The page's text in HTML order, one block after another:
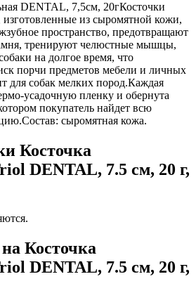
DENTAL, 7,5см, 20гКосточки
из сыромятной кожи,
пространство, предотвращают
тренируют челюстные мышцы,
на долгое время, что
порчи предметов мебели и личных
для собак мелких пород.Каждая
усадочную пленку и обернута
покупатель найдет всю
сыромятная кожа.
Косточка
DENTAL, 7.5 см, 20 г,
Косточка
DENTAL, 7.5 см, 20 г,